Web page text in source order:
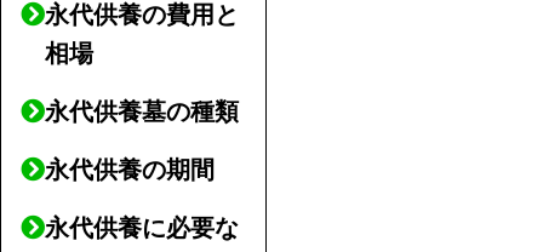
永代供養の費用と
相場
永代供養墓の種類
永代供養の期間
永代供養に必要な